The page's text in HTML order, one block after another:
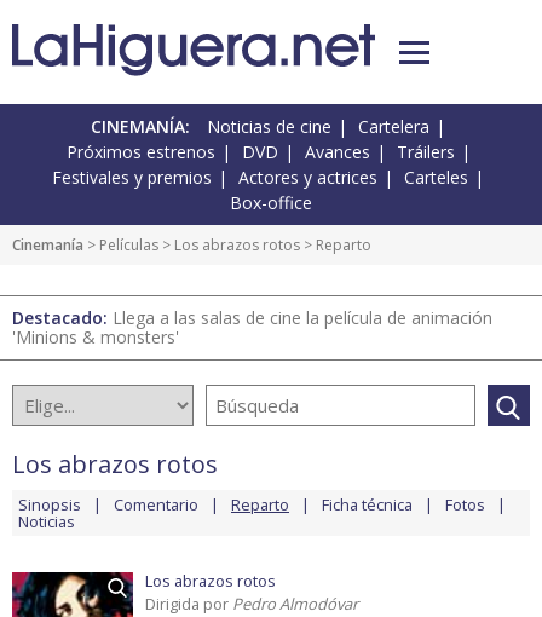
CINEMANÍA: Noticias de cine
Cartelera
Próximos estrenos
DVD Avances
Tráilers
Festivales y premios
Actores y actrices
Carteles
Box-office
Cinemanía > Películas > Los abrazos rotos > Reparto
Destacado: Llega a las salas de cine la película de animación
'Minions & monsters'
Los abrazos rotos
Sinopsis Comentario Reparto Ficha técnica Fotos
Noticias
Los abrazos rotos
Dirigida por Pedro Almodóvar